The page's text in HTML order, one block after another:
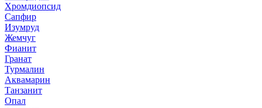
Хромдиопсид
Сапфир
Изумруд
Жемчуг
Фианит
Гранат
Турмалин
Аквамарин
Танзанит
Опал